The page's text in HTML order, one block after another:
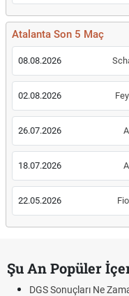
Atalanta Son 5 Maç
08.08.2026
02.08.2026
26.07.2026
18.07.2026
22.05.2026
Şu An Popüler
DGS Sonuçları Ne